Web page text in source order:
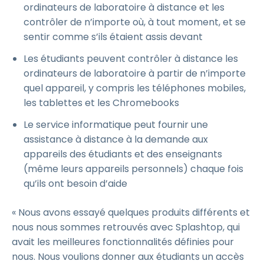
ordinateurs de laboratoire à distance et les
contrôler de n’importe où, à tout moment, et se
sentir comme s’ils étaient assis devant
Les étudiants peuvent contrôler à distance les
ordinateurs de laboratoire à partir de n’importe
quel appareil, y compris les téléphones mobiles,
les tablettes et les Chromebooks
Le service informatique peut fournir une
assistance à distance à la demande aux
appareils des étudiants et des enseignants
(même leurs appareils personnels) chaque fois
qu’ils ont besoin d’aide
« Nous avons essayé quelques produits différents et
nous nous sommes retrouvés avec Splashtop, qui
avait les meilleures fonctionnalités définies pour
nous. Nous voulions donner aux étudiants un accès